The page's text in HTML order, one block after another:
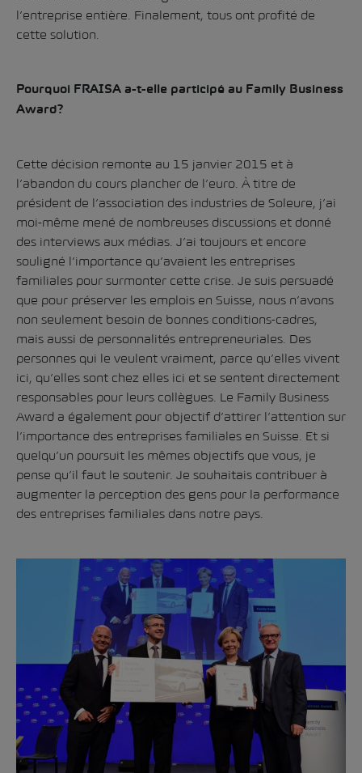
l’entreprise entière. Finalement, tous ont profité de
cette solution.
Pourquoi FRAISA a-t-elle participé au Family Business
Award?
Cette décision remonte au 15 janvier 2015 et à
l’abandon du cours plancher de l’euro. À titre de
président de l’association des industries de Soleure, j’ai
moi-même mené de nombreuses discussions et donné
des interviews aux médias. J’ai toujours et encore
souligné l’importance qu’avaient les entreprises
familiales pour surmonter cette crise. Je suis persuadé
que pour préserver les emplois en Suisse, nous n’avons
non seulement besoin de bonnes conditions-cadres,
mais aussi de personnalités entrepreneuriales. Des
personnes qui le veulent vraiment, parce qu’elles vivent
ici, qu’elles sont chez elles ici et se sentent directement
responsables pour leurs collègues. Le Family Business
Award a également pour objectif d’attirer l’attention sur
l’importance des entreprises familiales en Suisse. Et si
quelqu’un poursuit les mêmes objectifs que vous, je
pense qu’il faut le soutenir. Je souhaitais contribuer à
augmenter la perception des gens pour la performance
des entreprises familiales dans notre pays.